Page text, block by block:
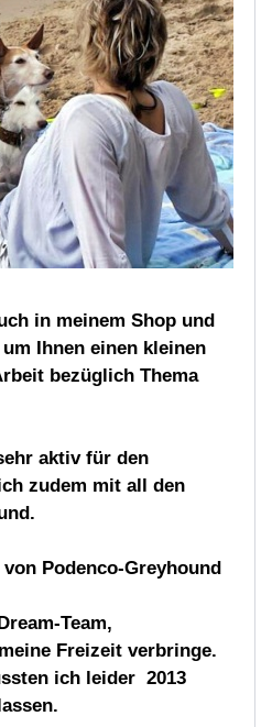
in meinem Shop und
Ihnen einen kleinen
bezüglich Thema
aktiv für den
zudem mit all den
Podenco-Greyhound
Team,
Freizeit verbringe.
ich leider 2013